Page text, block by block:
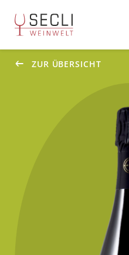
ZUR ÜBERSICHT